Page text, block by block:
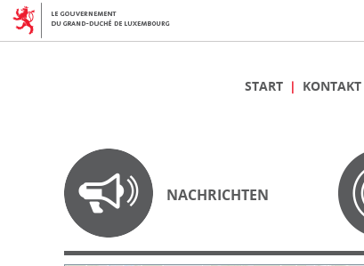
START KONTAKT
NACHRICHTEN